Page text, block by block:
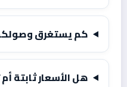
كم يستغرق
هل الأسعار ثابتة